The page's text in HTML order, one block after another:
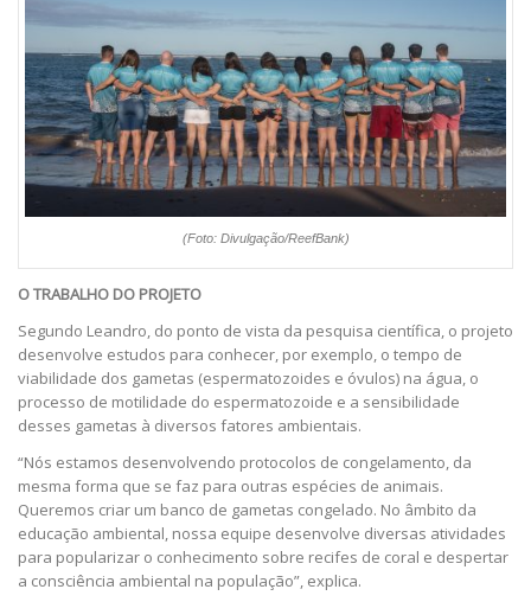
(Foto: Divulgação/ReefBank)
O TRABALHO DO PROJETO
Segundo Leandro, do ponto de vista da pesquisa científica, o projeto
desenvolve estudos para conhecer, por exemplo, o tempo de
viabilidade dos gametas (espermatozoides e óvulos) na água, o
processo de motilidade do espermatozoide e a sensibilidade
desses gametas à diversos fatores ambientais.
“Nós estamos desenvolvendo protocolos de congelamento, da
mesma forma que se faz para outras espécies de animais.
Queremos criar um banco de gametas congelado. No âmbito da
educação ambiental, nossa equipe desenvolve diversas atividades
para popularizar o conhecimento sobre recifes de coral e despertar
a consciência ambiental na população”, explica.